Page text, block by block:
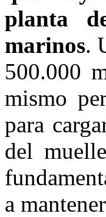
planta
marinos.
500.000
mismo
para
del
a